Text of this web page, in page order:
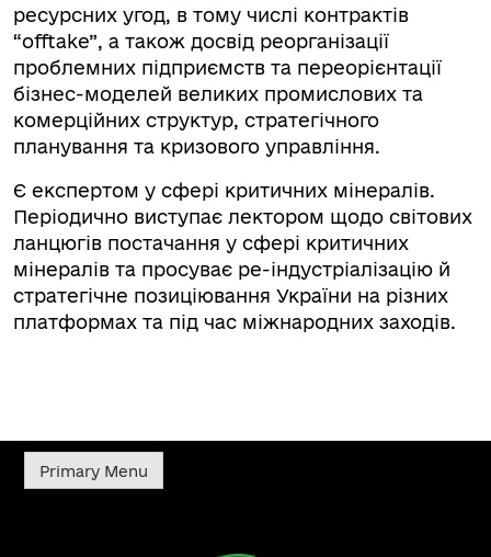
ресурсних угод, в тому числі контрактів
“offtake”, а також досвід реорганізації
проблемних підприємств та переорієнтації
бізнес-моделей великих промислових та
комерційних структур, стратегічного
планування та кризового управління.
Є експертом у сфері критичних мінералів.
Періодично виступає лектором щодо світових
ланцюгів постачання у сфері критичних
мінералів та просуває ре-індустріалізацію й
стратегічне позиціювання України на різних
платформах та під час міжнародних заходів.
Primary Menu